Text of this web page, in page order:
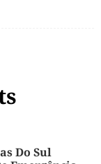
Do Sul